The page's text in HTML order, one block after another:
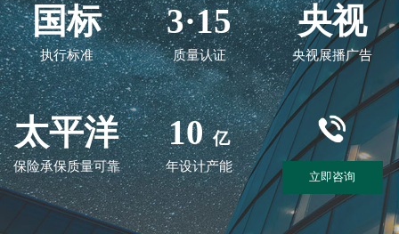
国标
执行标准
3·15
质量认证
央视
央视展播广告
太平洋
保险承保质量可靠
10 亿
年设计产能
立即咨询